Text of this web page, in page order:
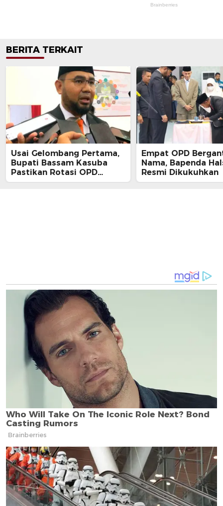
BERITA TERKAIT
Usai Gelombang Pertama,
Bupati Bassam Kasuba
Pastikan Rotasi OPD
Tahap Dua
Empat OPD
Nama, Bapenda
Resmi Dikukuhkan